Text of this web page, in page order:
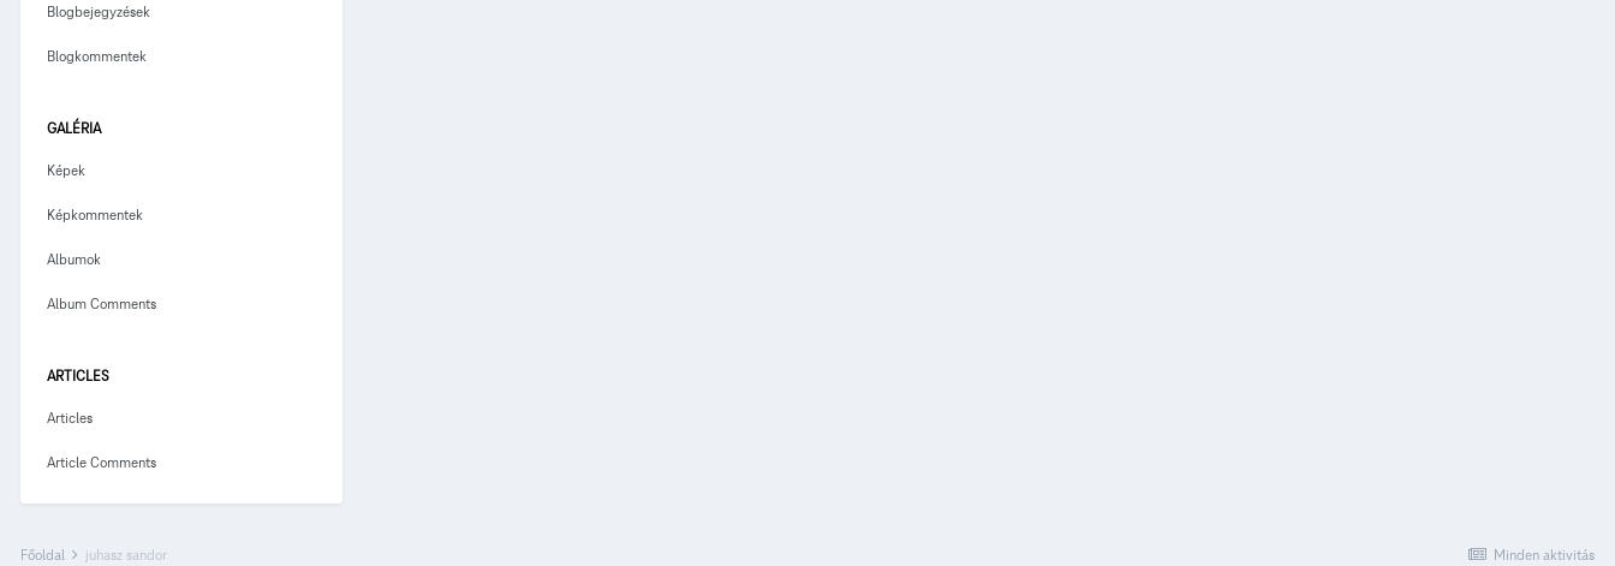
Blogbejegyzések
Blogkommentek
GALÉRIA
Képek
Képkommentek
Albumok
Album Comments
ARTICLES
Articles
Article Comments
Minden aktivitás
Főoldal juhasz sandor